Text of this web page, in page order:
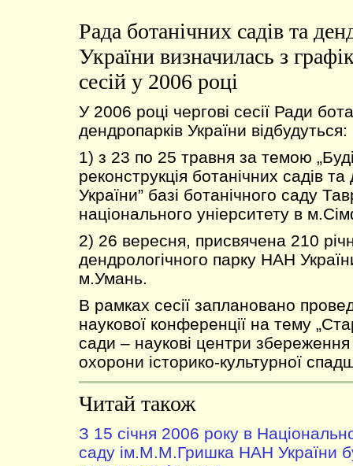
Рада ботанічних садів та
України визначилась з
сесій у 2006 році
У 2006 році чергові сесії Ради
дендропарків України відбудуться:
1) з 23 по 25 травня за темою
реконструкція ботанічних садів
України” базі ботанічного саду
національного уніерситету в
2) 26 вересня, присвячена 210
дендрологічного парку НАН
м.Умань.
В рамках сесії заплановано
наукової конференції на тему
сади – наукові центри збереження
охорони історико-культурної
Читай також
З 15 січня 2006 року в
саду ім.М.М.Гришка НАН України